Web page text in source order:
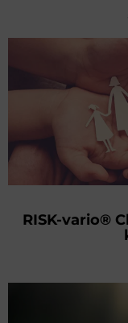
RISK-vario®